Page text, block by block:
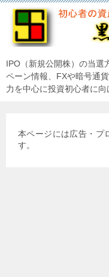
IPO（新規公開株）の当選
ペーン情報、FXや暗号通
力を中心に投資初心者に
本ページには広告・プ
す。